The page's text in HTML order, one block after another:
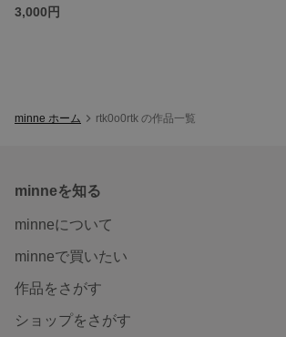
3,000円
minne ホーム rtk0o0rtk の作品一覧
minneを知る
minneについて
minneで買いたい
作品をさがす
ショップをさがす